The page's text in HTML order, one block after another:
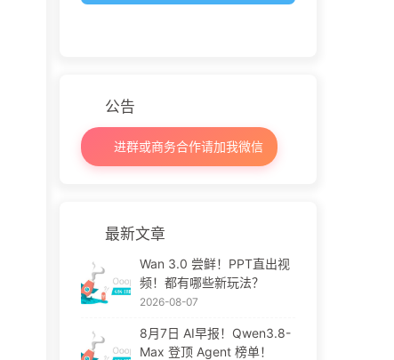
公告
进群或商务合作请加我微信
最新文章
Wan 3.0 尝鲜！PPT直出视
频！都有哪些新玩法？
2026-08-07
8月7日 AI早报！Qwen3.8-
Max 登顶 Agent 榜单！